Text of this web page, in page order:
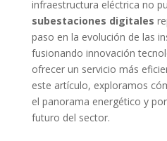
infraestructura eléctrica no
subestaciones digitales
paso en la evolución de las
fusionando innovación
ofrecer un servicio más
este artículo, exploramos
el panorama energético y
futuro del sector.